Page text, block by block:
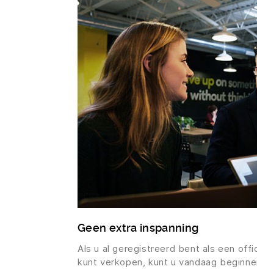
Geen extra inspanning
Als u al geregistreerd bent als een
kunt verkopen, kunt u vandaag